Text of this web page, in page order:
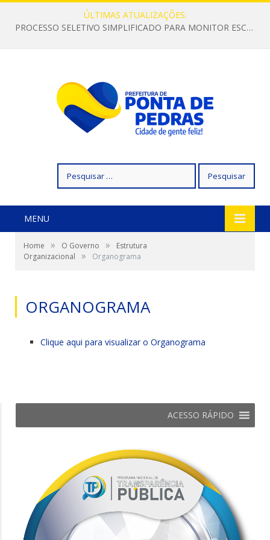
ÚLTIMAS ATUALIZAÇÕES:
PROCESSO SELETIVO SIMPLIFICADO PARA MONITOR ESCOLAR
por:
MENU
Home » O Governo »
Estrutura
Organizacional
» Organograma
ORGANOGRAMA
Clique aqui para visualizar o Organograma
ACESSO RÁPIDO